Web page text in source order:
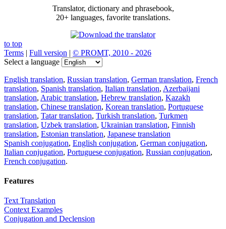
Translator, dictionary and phrasebook,
20+ languages, favorite translations.
to top
Terms | Full version | © PROMT, 2010 - 2026
Select a language
English translation, Russian translation, German translation, French
translation, Spanish translation, Italian translation, Azerbaijani
translation, Arabic translation, Hebrew translation, Kazakh
translation, Chinese translation, Korean translation, Portuguese
translation, Tatar translation, Turkish translation, Turkmen
translation, Uzbek translation, Ukrainian translation, Finnish
translation, Estonian translation, Japanese translation
Spanish conjugation, English conjugation, German conjugation,
Italian conjugation, Portuguese conjugation, Russian conjugation,
French conjugation.
Features
Text Translation
Context Examples
Conjugation and Declension